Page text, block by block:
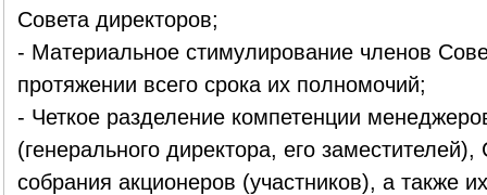
Совета директоров;
- Материальное стимулирование членов
протяжении всего срока их полномочий;
- Четкое разделение компетенции
(генерального директора, его
собрания акционеров (участников), а также